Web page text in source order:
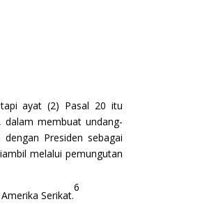
ayat (2) Pasal 20 itu
dalam membuat undang-
Presiden sebagai
melalui pemungutan
Serikat.
6